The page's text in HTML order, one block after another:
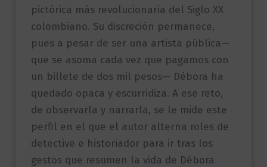
pictórica más revolucionaria del Siglo XX
colombiano. Su discreción permanece,
pues a pesar de ser una artista pública—
que se asoma cada vez que pagamos con
un billete de dos mil pesos— Débora ha
quedado opaca y escurridiza. A ese reto,
de observarla y narrarla, se le mide este
perfil en el que el autor alterna roles de
detective e historiador para ir tras los
gestos que resumen la vida de Débora